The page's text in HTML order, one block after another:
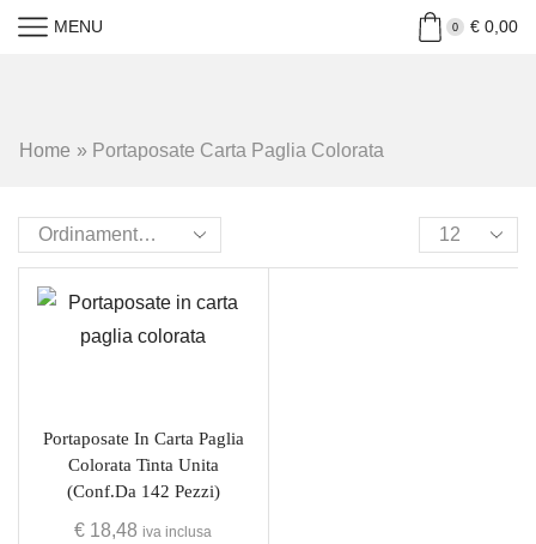
MENU 0 €0,00
Home » Portaposate Carta Paglia Colorata
Portaposate In Carta Paglia
Colorata Tinta Unita
(conf.da 142 Pezzi)
€ 18,48 iva inclusa